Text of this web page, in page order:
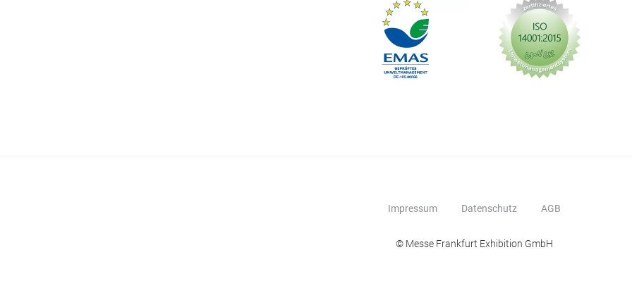
Impressum Datenschutz AGB
© Messe Frankfurt Exhibition GmbH